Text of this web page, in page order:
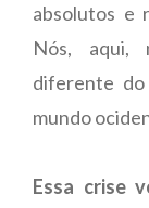
absolutos e
Nós, aqui,
diferente
mundo
Essa crise